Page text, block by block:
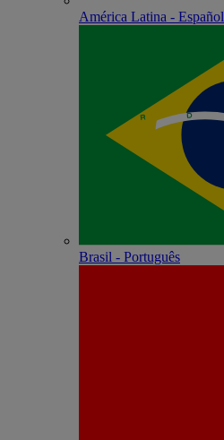
América Latina - Español
Brasil - Português